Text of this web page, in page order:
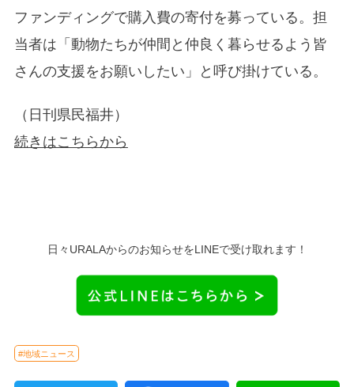
ファンディングで購入費の寄付を募っている。担
当者は「動物たちが仲間と仲良く暮らせるよう皆
さんの支援をお願いしたい」と呼び掛けている。
（日刊県民福井）
続きはこちらから
日々URALAからのお知らせをLINEで受け取れます！
#地域ニュース